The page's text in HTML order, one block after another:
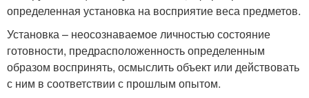
определенная установка на восприятие веса предметов.
Установка – неосознаваемое личностью состояние
готовности, предрасположенность определенным
образом воспринять, осмыслить объект или действовать
с ним в соответствии с прошлым опытом.